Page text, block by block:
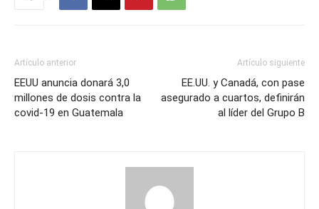
Artículo anterior
EEUU anuncia donará 3,0
millones de dosis contra la
covid-19 en Guatemala
Artículo siguiente
EE.UU. y Canadá, con pase
asegurado a cuartos, definirán
al líder del Grupo B